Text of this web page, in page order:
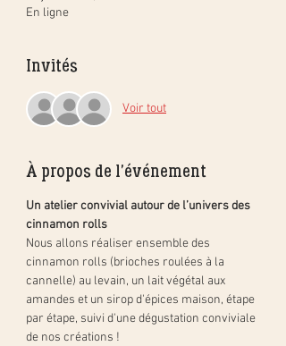
En ligne
Invités
Voir tout
À propos de l'événement
Un atelier convivial autour de l’univers des
cinnamon rolls
Nous allons réaliser ensemble des
cinnamon rolls (brioches roulées à la
cannelle) au levain, un lait végétal aux
amandes et un sirop d'épices maison, étape
par étape, suivi d'une dégustation conviviale
de nos créations !